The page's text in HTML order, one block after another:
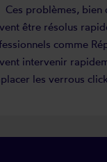
Ces problèmes, bien
être résolus
comme
intervenir
les verrous